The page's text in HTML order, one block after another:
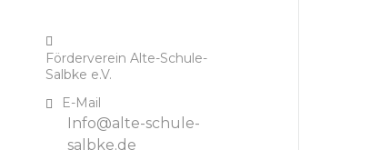
Förderverein Alte-Schule-
Salbke e.V.
E-Mail
Info@alte-schule-
salbke.de